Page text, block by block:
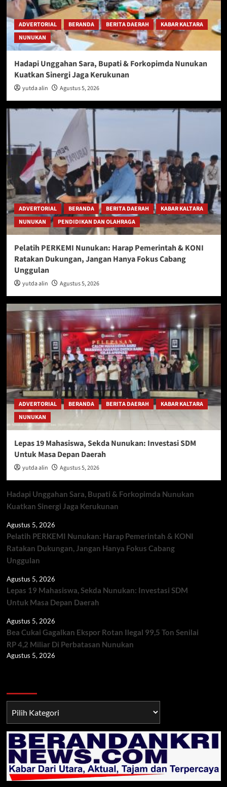
ADVERTORIAL BERANDA BERITA DAERAH
KABAR KALTARA
NUNUKAN
Hadapi Unggahan Sara, Bupati & Forkopimda Nunukan
Kuatkan Sinergi Jaga Kerukunan
yutda alin Agustus 5, 2026
ADVERTORIAL BERANDA BERITA DAERAH
KABAR KALTARA
NUNUKAN
PENDIDIKAN DAN OLAHRAGA
Pelatih PERKEMI Nunukan: Harap Pemerintah & KONI
Ratakan Dukungan, Jangan Hanya Fokus Cabang
Unggulan
yutda alin Agustus 5, 2026
ADVERTORIAL BERANDA BERITA DAERAH
KABAR KALTARA
NUNUKAN
Lepas 19 Mahasiswa, Sekda Nunukan: Investasi SDM
Untuk Masa Depan Daerah
yutda alin Agustus 5, 2026
Hadapi Unggahan Sara, Bupati & Forkopimda Nunukan
Kuatkan Sinergi Jaga Kerukunan
Agustus 5, 2026
Pelatih PERKEMI Nunukan: Harap Pemerintah & KONI
Ratakan Dukungan, Jangan Hanya Fokus Cabang
Unggulan
Agustus 5, 2026
Lepas 19 Mahasiswa, Sekda Nunukan: Investasi SDM
Untuk Masa Depan Daerah
Agustus 5, 2026
Bea Cukai Gagalkan Ekspor Rotan Ilegal 99,5 Ton Senilai
RP 4,2 Miliar Di Perbatasan Nunukan
Agustus 5, 2026
TNI/POLRI